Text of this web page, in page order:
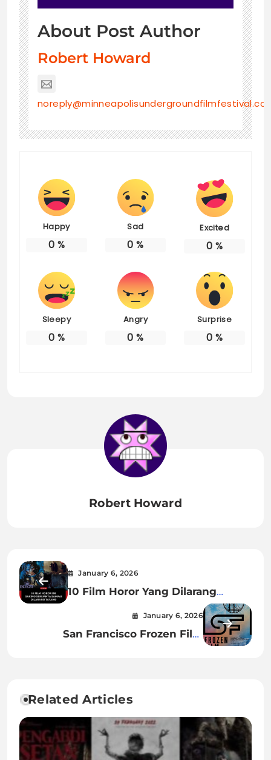
About Post Author
Robert Howard
Happy
0 %
Sad
0 %
Excited
0 %
Sleepy
0 %
Angry
0 %
Surprise
0 %
Robert Howard
January 6, 2026
10 Film Horor Yang Dilarang
January 6, 2026
San Francisco Frozen Film
Related Articles